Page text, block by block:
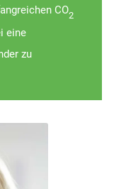
CO2
eine
zu